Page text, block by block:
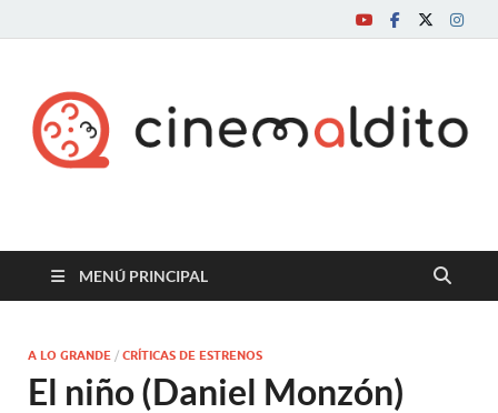
Cine maldito
MENÚ PRINCIPAL
A LO GRANDE / CRÍTICAS DE ESTRENOS
El niño (Daniel Monzón)